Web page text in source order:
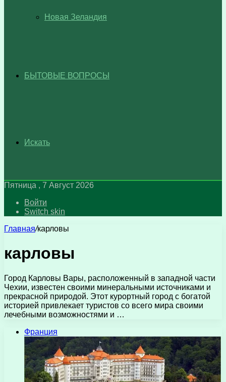
Новая Зеландия
БЫТОВЫЕ ВОПРОСЫ
Искать
Пятница , 7 Август 2026
Войти
Switch skin
Главная/карловы
карловы
Город Карловы Вары, расположенный в западной части
Чехии, известен своими минеральными источниками и
прекрасной природой. Этот курортный город с богатой
историей привлекает туристов со всего мира своими
лечебными возможностями и …
Франция